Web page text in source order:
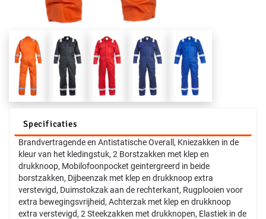
Specificaties
Brandvertragende en Antistatische Overall, Kniezakken in de
kleur van het kledingstuk, 2 Borstzakken met klep en
drukknoop, Mobilofoonpocket geintergreerd in beide
borstzakken, Dijbeenzak met klep en drukknoop extra
verstevigd, Duimstokzak aan de rechterkant, Rugplooien voor
extra bewegingsvrijheid, Achterzak met klep en drukknoop
extra verstevigd, 2 Steekzakken met drukknopen, Elastiek in de